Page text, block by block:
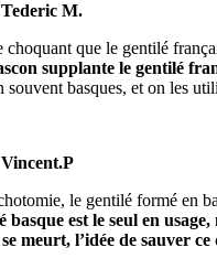
Tederic M.
choquant que le gentilé
supplante le gentilé
basques, et on les
Vincent.P
le gentilé formé en
est le seul en
meurt, l’idée de sauver